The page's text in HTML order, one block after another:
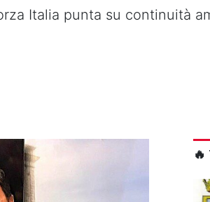
Italia punta su continuità
🔥